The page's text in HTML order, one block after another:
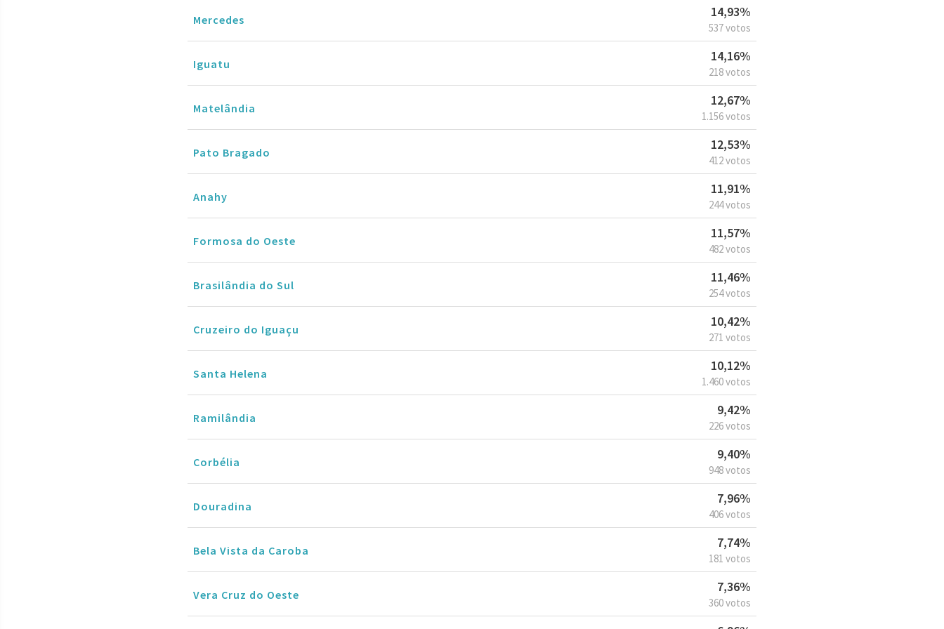
Mercedes
14,93%
537 votos
Iguatu
14,16%
218 votos
Matelândia
12,67%
1.156 votos
Pato Bragado
12,53%
412 votos
Anahy
11,91%
244 votos
Formosa do Oeste
11,57%
482 votos
Brasilândia do Sul
11,46%
254 votos
Cruzeiro do Iguaçu
10,42%
271 votos
Santa Helena
10,12%
1.460 votos
Ramilândia
9,42%
226 votos
Corbélia
9,40%
948 votos
Douradina
7,96%
406 votos
Bela Vista da Caroba
7,74%
181 votos
Vera Cruz do Oeste
7,36%
360 votos